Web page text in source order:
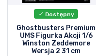
Dostępny
Ghostbusters Premium
UMS Figurka Akcji 1/6
Winston Zeddemore
Wersja 2 31 cm